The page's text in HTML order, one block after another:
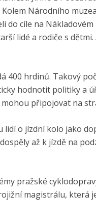
Národního
do cíle na
lidé a rodiče s
400 hrdinů. Takový
hodnotit politiky a
připojovat na
lidí o jízdní kolo jako
až k jízdě na
pražské
magistrálu, která